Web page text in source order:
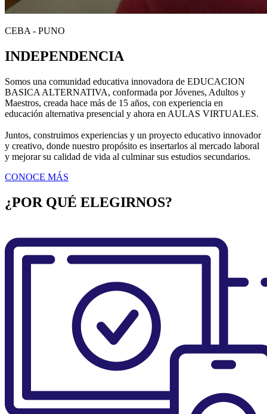
CEBA - PUNO
INDEPENDENCIA
Somos una comunidad educativa innovadora de EDUCACION
BASICA ALTERNATIVA, conformada por Jóvenes, Adultos y
Maestros, creada hace más de 15 años, con experiencia en
educación alternativa presencial y ahora en AULAS VIRTUALES.
Juntos, construimos experiencias y un proyecto educativo innovador
y creativo, donde nuestro propósito es insertarlos al mercado laboral
y mejorar su calidad de vida al culminar sus estudios secundarios.
CONOCE MÁS
¿POR QUÉ ELEGIRNOS?